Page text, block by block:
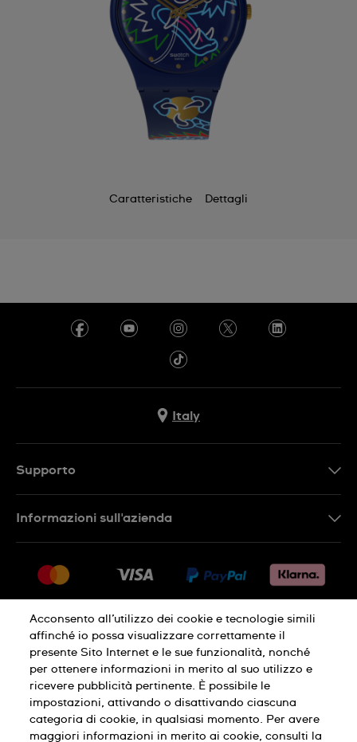
Caratteristiche Dettagli
Italy
Supporto
Restituzione
Condizioni di vendita
Diritto di recesso
Informazioni sull'azienda
Lavora con noi
Informativa sulla privacy Cookies
Condizioni di utilizzo Informazioni legali
Acconsento all’utilizzo dei cookie e tecnologie simili
affinché io possa visualizzare correttamente il
presente Sito Internet e le sue funzionalità, nonché
per ottenere informazioni in merito al suo utilizzo e
ricevere pubblicità pertinente. È possibile le
impostazioni, attivando o disattivando ciascuna
categoria di cookie, in qualsiasi momento. Per avere
maggiori informazioni in merito ai cookie, consulti la